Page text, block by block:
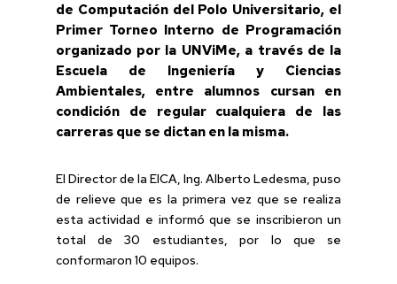
de Computación del Polo Universitario, el
Primer Torneo Interno de Programación
organizado por la UNViMe, a través de la
Escuela de Ingeniería y Ciencias
Ambientales, entre alumnos cursan en
condición de regular cualquiera de las
carreras que se dictan en la misma.
El Director de la EICA, Ing. Alberto Ledesma, puso
de relieve que es la primera vez que se realiza
esta actividad e informó que se inscribieron un
total de 30 estudiantes, por lo que se
conformaron 10 equipos.